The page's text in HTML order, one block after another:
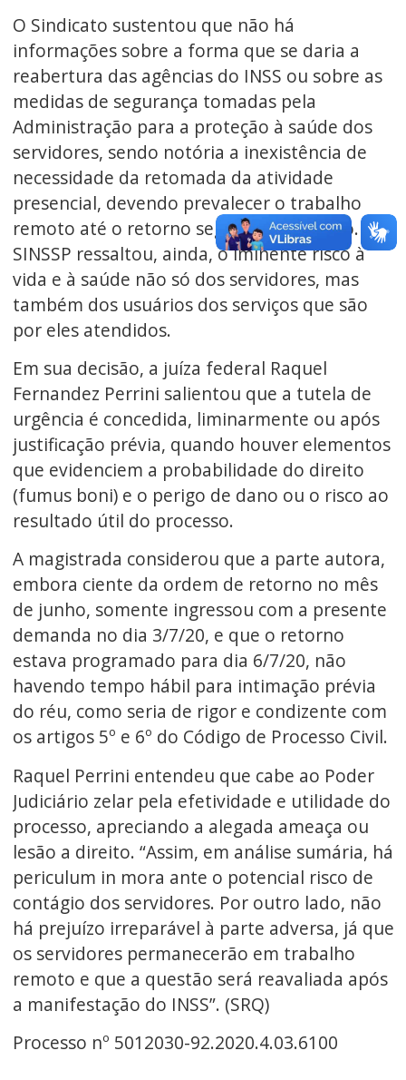
O Sindicato sustentou que não há
informações sobre a forma que se daria a
reabertura das agências do INSS ou sobre as
medidas de segurança tomadas pela
Administração para a proteção à saúde dos
servidores, sendo notória a inexistência de
necessidade da retomada da atividade
presencial, devendo prevalecer o trabalho
remoto até o retorno seguro ao trabalho. O
SINSSP ressaltou, ainda, o iminente risco à
vida e à saúde não só dos servidores, mas
também dos usuários dos serviços que são
por eles atendidos.
Em sua decisão, a juíza federal Raquel
Fernandez Perrini salientou que a tutela de
urgência é concedida, liminarmente ou após
justificação prévia, quando houver elementos
que evidenciem a probabilidade do direito
(fumus boni) e o perigo de dano ou o risco ao
resultado útil do processo.
A magistrada considerou que a parte autora,
embora ciente da ordem de retorno no mês
de junho, somente ingressou com a presente
demanda no dia 3/7/20, e que o retorno
estava programado para dia 6/7/20, não
havendo tempo hábil para intimação prévia
do réu, como seria de rigor e condizente com
os artigos 5º e 6º do Código de Processo Civil.
Raquel Perrini entendeu que cabe ao Poder
Judiciário zelar pela efetividade e utilidade do
processo, apreciando a alegada ameaça ou
lesão a direito. “Assim, em análise sumária, há
periculum in mora ante o potencial risco de
contágio dos servidores. Por outro lado, não
há prejuízo irreparável à parte adversa, já que
os servidores permanecerão em trabalho
remoto e que a questão será reavaliada após
a manifestação do INSS”. (SRQ)
Processo nº 5012030-92.2020.4.03.6100